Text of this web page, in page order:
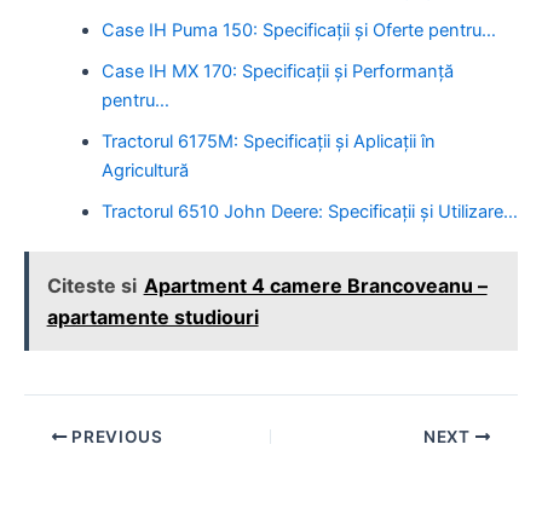
Case IH Puma 150: Specificații și Oferte pentru…
Case IH MX 170: Specificații și Performanță
pentru…
Tractorul 6175M: Specificații și Aplicații în
Agricultură
Tractorul 6510 John Deere: Specificații și Utilizare…
Citeste si Apartment 4 camere Brancoveanu –
apartamente studiouri
Post PREVIOUS NEXT